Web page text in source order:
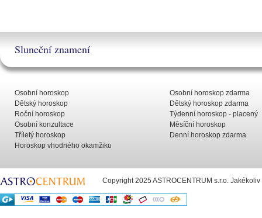
Sluneční znamení
Osobní horoskop
Dětský horoskop
Roční horoskop
Osobní konzultace
Tříletý horoskop
Horoskop vhodného okamžiku
Osobní horoskop zdarma
Dětský horoskop zdarma
Týdenní horoskop - placený
Měsíční horoskop
Denní horoskop zdarma
Copyright 2025 ASTROCENTRUM s.r.o.